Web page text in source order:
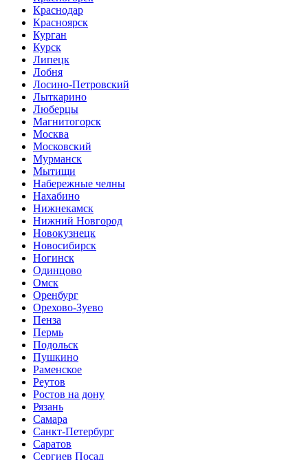
Краснодар
Красноярск
Курган
Курск
Липецк
Лобня
Лосино-Петровский
Лыткарино
Люберцы
Магнитогорск
Москва
Московский
Мурманск
Мытищи
Набережные челны
Нахабино
Нижнекамск
Нижний Новгород
Новокузнецк
Новосибирск
Ногинск
Одинцово
Омск
Оренбург
Орехово-Зуево
Пенза
Пермь
Подольск
Пушкино
Раменское
Реутов
Ростов на дону
Рязань
Самара
Санкт-Петербург
Саратов
Сергиев Посад